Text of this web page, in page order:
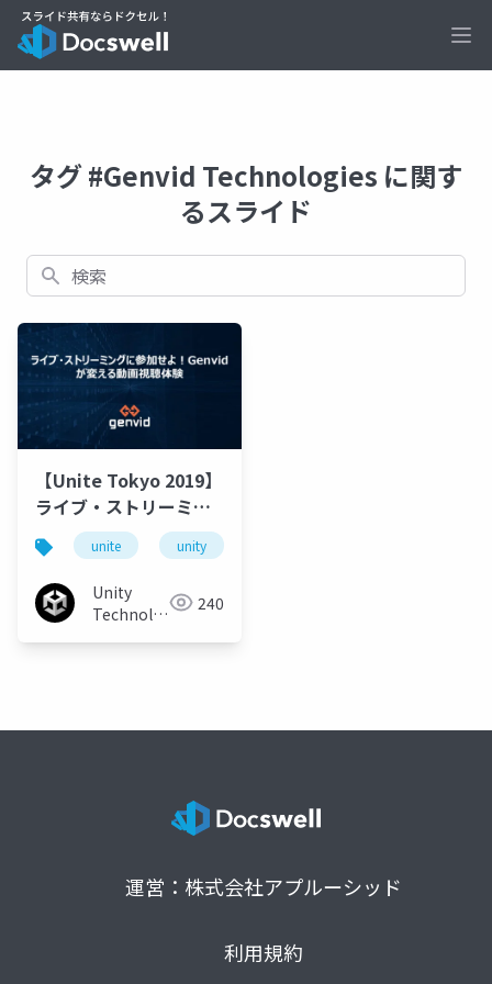
タグ #Genvid Technologies に関す
るスライド
検索
【Unite Tokyo 2019】
ライブ・ストリーミン
グに参加せよ！Genvid
が変える動画視聴体験
unite unity
Unity
Technologies 240
運営：株式会社アプルーシッド
利用規約